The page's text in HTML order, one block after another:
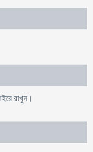
রাখুন।